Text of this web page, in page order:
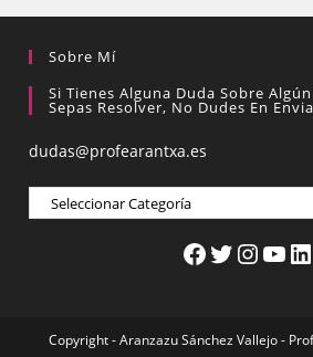
Sobre Mí
Si Tienes Alguna Duda Sobre
Sepas Resolver, No Dudes En
dudas@profearantxa.es
Copyright - Aranzazu Sánchez Vallejo -